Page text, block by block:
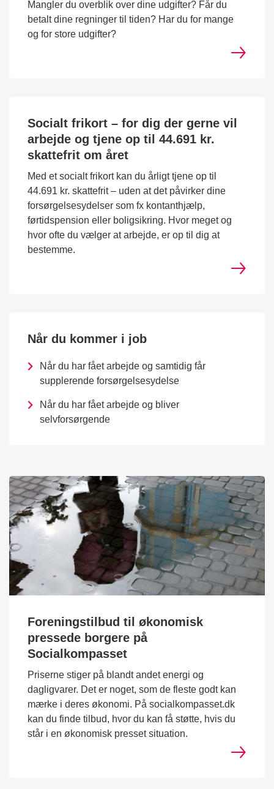
Mangler du overblik over dine udgifter? Får du
betalt dine regninger til tiden? Har du for mange
og for store udgifter?
Socialt frikort – for dig der gerne vil
arbejde og tjene op til 44.691 kr.
skattefrit om året
Med et socialt frikort kan du årligt tjene op til
44.691 kr. skattefrit – uden at det påvirker dine
forsørgelsesydelser som fx kontanthjælp,
førtidspension eller boligsikring. Hvor meget og
hvor ofte du vælger at arbejde, er op til dig at
bestemme.
Når du kommer i job
Når du har fået arbejde og samtidig får
supplerende forsørgelsesydelse
Når du har fået arbejde og bliver
selvforsørgende
Foreningstilbud til økonomisk
pressede borgere på
Socialkompasset
Priserne stiger på blandt andet energi og
dagligvarer. Det er noget, som de fleste godt kan
mærke i deres økonomi. På socialkompasset.dk
kan du finde tilbud, hvor du kan få støtte, hvis du
står i en økonomisk presset situation.